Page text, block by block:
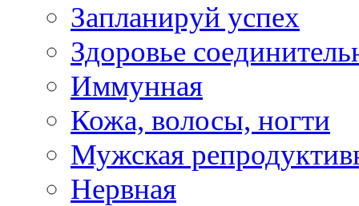
Запланируй успех
Здоровье
Иммунная
Кожа, волосы, ногти
Мужская
Нервная